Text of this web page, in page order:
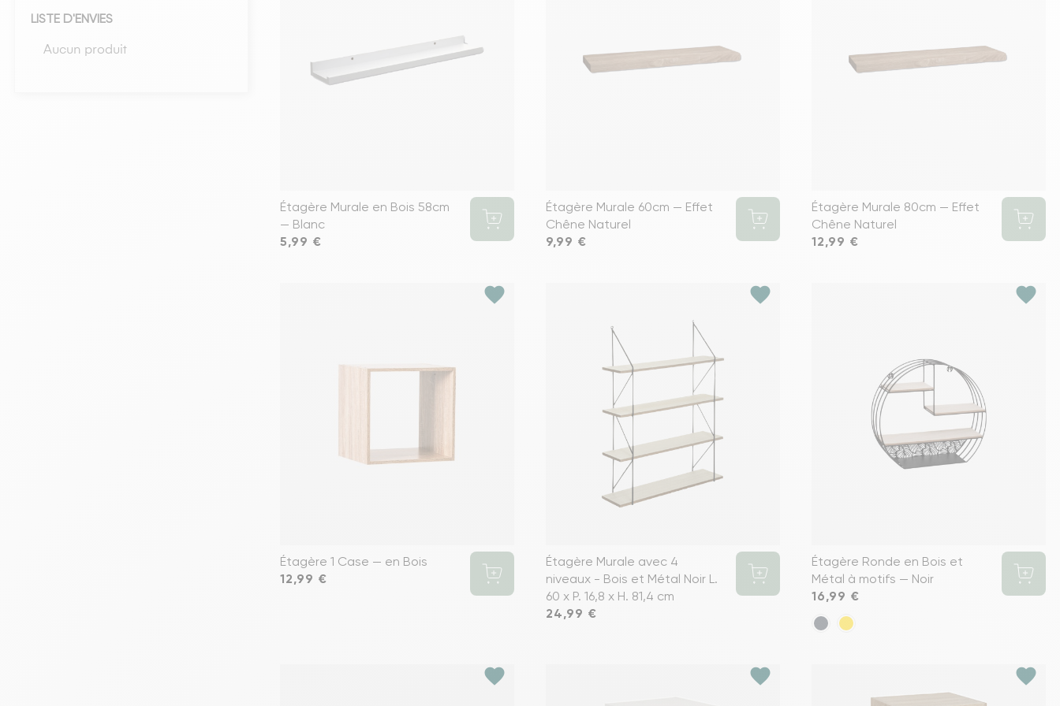
LISTE D'ENVIES
Aucun produit
Étagère Murale en Bois 58cm
— Blanc
Prix
5,99 €
Étagère Murale 60cm — Effet
Chêne Naturel
Prix
9,99 €
Étagère Murale 80cm — Effet
Chêne Naturel
Prix
12,99 €
favorite
Étagère 1 Case — en Bois
Prix
12,99 €
favorite
Étagère Murale avec 4
niveaux - Bois et Métal Noir L.
60 x P. 16,8 x H. 81,4 cm
Prix
24,99 €
favorite
Étagère Ronde en Bois et
Métal à motifs — Noir
Prix
16,99 €
favorite favorite favorite